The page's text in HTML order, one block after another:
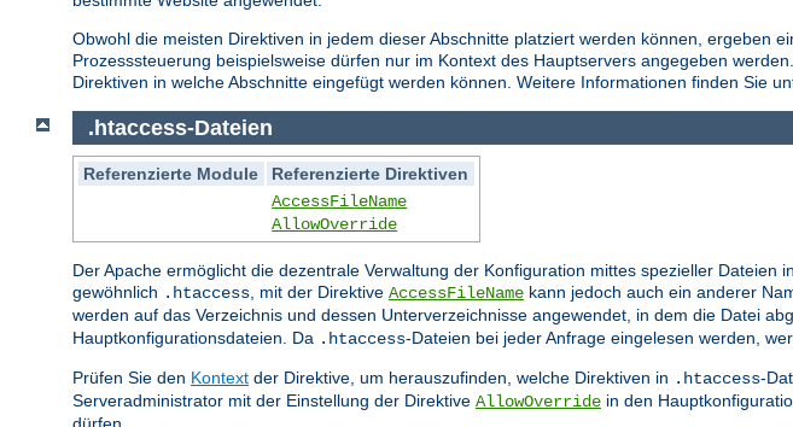
Obwohl die meisten Direktiven in jedem dieser Abschnitte platziert werden können, ergeben
Prozesssteuerung beispielsweise dürfen nur im Kontext des Hauptservers angegeben
Direktiven in welche Abschnitte eingefügt werden können. Weitere Informationen finden Sie
.htaccess-Dateien
Referenzierte Module
Referenzierte Direktiven
AccessFileName
AllowOverride
Der Apache ermöglicht die dezentrale Verwaltung der Konfiguration mittes spezieller
gewöhnlich .htaccess, mit der Direktive AccessFileName kann jedoch auch ein anderer
werden auf das Verzeichnis und dessen Unterverzeichnisse angewendet, in dem die Datei
Hauptkonfigurationsdateien. Da .htaccess-Dateien bei jeder Anfrage eingelesen werden,
Prüfen Sie den Kontext der Direktive, um herauszufinden, welche Direktiven in .htaccess-
Serveradministrator mit der Einstellung der Direktive AllowOverride in den